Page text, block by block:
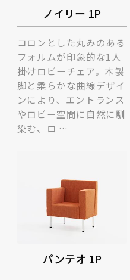
ノイリー 1P
コロンとした丸みのある
フォルムが印象的な1人
掛けロビーチェア。木製
脚と柔らかな曲線デザイ
ンにより、エントランス
やロビー空間に自然に馴
染む、ロ …
パンテオ 1P